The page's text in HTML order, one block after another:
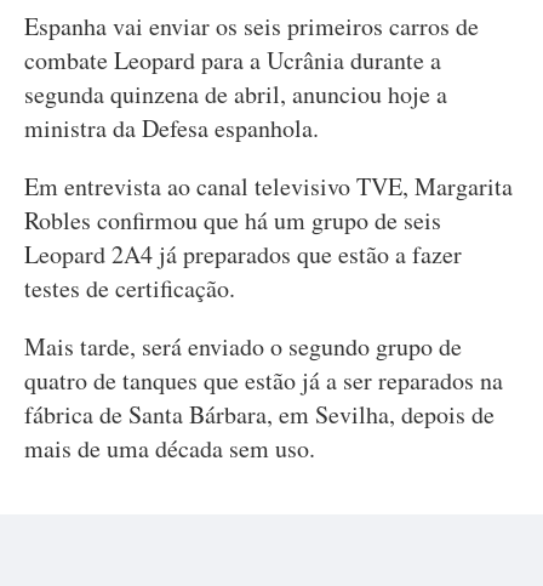
Espanha vai enviar os seis primeiros carros de
combate Leopard para a Ucrânia durante a
segunda quinzena de abril, anunciou hoje a
ministra da Defesa espanhola.
Em entrevista ao canal televisivo TVE, Margarita
Robles confirmou que há um grupo de seis
Leopard 2A4 já preparados que estão a fazer
testes de certificação.
Mais tarde, será enviado o segundo grupo de
quatro de tanques que estão já a ser reparados na
fábrica de Santa Bárbara, em Sevilha, depois de
mais de uma década sem uso.